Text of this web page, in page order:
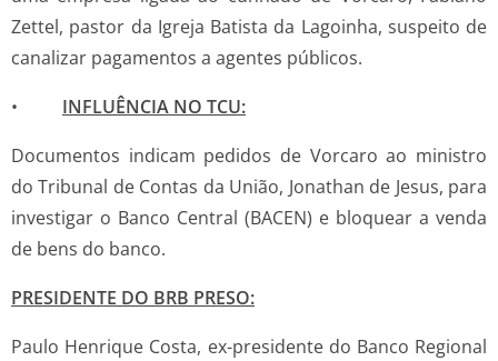
Zettel, pastor da Igreja Batista da Lagoinha, suspeito de
canalizar pagamentos a agentes públicos.
• INFLUÊNCIA NO TCU:
Documentos indicam pedidos de Vorcaro ao ministro
do Tribunal de Contas da União, Jonathan de Jesus, para
investigar o Banco Central (BACEN) e bloquear a venda
de bens do banco.
PRESIDENTE DO BRB PRESO:
Paulo Henrique Costa, ex-presidente do Banco Regional